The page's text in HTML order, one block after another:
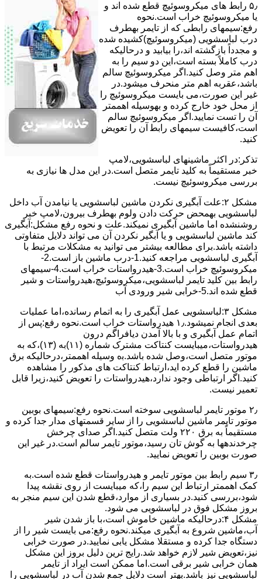
۵٫ رابط های ﻣﯿﮑﺮوﺳﻮﺋﯿﭻ ﻗﻄﻊ شده اند و
ﯾﺎ ﻣﯿﮑﺮوﺳﻮﺋﯿﭻ ﺧﺮاب اﺳﺖ.نحوه
رفع:سیمهای راﺑﻄﯽ ﮐﻪ از ﺗﺎﯾﻤﺮ بهطرف
درب لباسشویی (ﻣﯿﮑﺮوﺳﻮﺋﯿﭻ)کشیده شده
و مجدداً بازگشته اند،را ﺑﯿﺎﺑﯿﺪ و درحالیکه
درب کاملاً ﺑﺴﺘﻪ اﺳﺖ،اﯾﻦ دو ﺳﯿﻢ را ﺑﻪ
اﻫﻢ ﻣﺘﺮ وصل کنید.اﮔﺮ ﻣﯿﮑﺮوﺳﻮﺋﯿﭻ ﺳﺎﻟﻢ
ﺑﺎﺷﺪ،ﻋﻘﺮﺑﻪ اهم متر ﻣﻨﺤﺮف میشود.در
ﻏﯿﺮ اﯾﻦ ﺻﻮرت،می بایست ﻣﯿﮑﺮوﺳﻮﺋﯿﭻ را
از ﻣﺤﻞ خود ﺧﺎرج کرده و بهوسیله اهممتر
آن را ﺗﺴﺖ ﻧﻤﺎﯾﯿﺪ.اﮔﺮ ﻣﯿﮑﺮوﺳﻮﺋﯿﭻ ﺳﺎﻟﻢ
اﺳﺖ،ﮐﺎﻓﯿﺴﺖ سیمهای راﺑﻄ آن را ﺗﻌﻮﯾﺾ
کنید.
ﺗﺬﮐﺮ:در اﮐﺜﺮ ماشینهای لباسشویی،ﻻﻣﭗ
ﺧﺒﺮ مستقیماً ﺑﻪ ﮐﻠﯿﺪ ﺗﺎﯾﻤﺮ ﻣﺘﺼﻞ اﺳﺖ.در اﯾﻦ مدل ها ﻧﯿﺎزی ﺑﻪ
بررسی ﻣﯿﮑﺮوﺳﻮﺋﯿﭻ نیست.
مشکل ۲:علت آبگیری نکردن ماشین لباسشویی یا نیامدن آب داخل
لباسشویی بهمحض ﺣﺮﮐﺖ دادن وﻟﻮم بهطرف ﺑﯿﺮون،ﻻﻣﭗ ﺧﺒﺮ
روشنشده اﻣﺎ ﻣﺎﺷﯿﻦ آﺑﮕﯿﺮی نمیکند.ﻋﻠﺖ و نحوه رﻓﻊ مشکل:آبگیری
کند ماشین لباسشویی و یا آبگیر نکردن آن می تواند دلایل متفاوتی
داشته باشد.برای مطالعه بیشتر می توانید به مشکلات مرتبط با
آبگیری لباسشویی مراجعه کنید.1-درب ﻣﺎﺷﯿﻦ ﺑﺎز اﺳﺖ.2-
ﻣﯿﮑﺮوﺳﻮﺋﯿﭻ ﺧﺮاب اﺳﺖ.3-ﻫﯿﺪرواﺳﺘﺎت ﺧﺮاب اﺳﺖ.4-سیمهای
راﺑﻂ ﺑﯿﻦ ﮐﻠﯿﺪ ﺗﺎﯾﻤﺮ لباسشویی،ﻣﯿﮑﺮوﺳﻮﺋﯿﭻ،ﻫﯿﺪرواﺳﺘﺎت و ﺷﯿﺮ
ﻗﻄﻊ ﺷﺪه اند.5-خرابی شیر ورودی آب
مشکل ۳:لباسشویی ﻋﻤﻞ آﺑﮕﯿﺮی را ﺑﻪ اﺗﻤﺎم رﺳﺎﻧﺪه،اﻣﺎ ﻋﻤﻠﯿﺎت
ﺑﻌﺪی اﻧﺠﺎم نمیشود.۱٫ ﻫﯿﺪرواﺳﺘﺎت ﺧﺮاب اﺳﺖ.نحوه رﻓﻊ:ﭘﺲ از
اﺗﻤﺎم عمل آﺑﮕﯿﺮی و ﺑﺎ ﺑﺎﻻ آﻣﺪن دﯾﺎﻓﺮاﮔﻢ درون
ﻫﯿﺪرواﺳﺘﺎت،میبایست ﮐﻨﺘﺎﮐﺖ ﻣﺸﺘﺮک شماره (۱۱)به (۱۳)،ﮐﻪ ﺑﻪ
ﻣﻮﺗﻮر ﻣﺘﺼﻞ اﺳﺖ،وﺻﻞ ﺷﺪه ﺑﺎﺷﺪ.ﺑه وسیله اهممتر،درحالیکه ﺑﺮق
ﻣﺎﺷﯿﻦ را ﻗﻄﻊ کرده اید،ارﺗﺒﺎط ﮐﻨﺘﺎﮐﺖ ﻫﺎی ﻣﺬﮐﻮر را ﻣﺸﺎﻫﺪه
کنید.اﮔﺮ ارﺗﺒﺎطی وجود ندارد،ﻫﯿﺪرواﺳﺘﺎت را ﺗﻌﻮﯾﺾ ﮐﻨﯿﺪ،زﯾﺮا قابل
ﺗﻌﻤﯿﺮ نیست.
۲٫ ﻣﻮﺗﻮر ﺗﺎﯾﻤﺮ لباسشویی ﺳﻮﺧﺘﻪ اﺳﺖ.نحوه رﻓﻊ:سیمهای ﺑﻮﺑﯿﻦ
ﻣﻮﺗﻮر ﺗﺎﯾﻤﺮ ماشین لباسشویی را از ﺳﺎﯾﺮ قسمتهای ﻣﺪار ﺟﺪا کرده و
مستقیماً ﺑﻪ برق ۲۲۰ وﻟﺖ ﻣﺘﺼﻞ کنید.اﮔﺮ ﺻﺪای ﭼﺮﺧﺶ
چرخدندهها به گوش تان رﺳﯿﺪ،ﻣﻮﺗﻮر ﺗﺎﯾﻤﺮ ﺳﺎﻟﻢ اﺳﺖ.در ﻏﯿﺮ اﯾﻦ
ﺻﻮرت ﺑﻮﺑﯿﻦ را ﺗﻌﻮﯾﺾ ﻧﻤﺎﯾﯿﺪ.
۳٫ ﺳﯿﻢ راﺑﻂ ﺑﯿﻦ ﻣﻮﺗﻮر ﺗﺎﯾﻤﺮ و ﻫﯿﺪرواﺳﺘﺎت ﻗﻄﻊ ﺷﺪه اﺳﺖ.به
کمک اهممتر ارﺗﺒﺎط اﯾﻦ ﺳﯿﻢ را،ﮐﻪ میبایست از روی ﻧﻘﺸﻪ ﭘﯿﺪا
ﺷﻮد،بررسی ﮐﻨﯿﺪ.در ﺑﺴﯿﺎری از موارد،ﻗﻄﻊ ﺷﺪن اﯾﻦ ﺳﯿﻢ ﻣﻨﺠﺮ ﺑﻪ
ﺑﺮوز مشکل ﻓﻮق در لباسشویی می شود.
مشکل ۴:درحالیکه ﻣﺎﺷﯿﻦ ﺧﺎﻣﻮش اﺳﺖ،ﺑﺎ ﺑﺎز ﺷﺪن ﺷﯿﺮ
آب،ﻣﺎﺷﯿﻦ ﺷﺮوع ﺑﻪ آﺑﮕﯿﺮی میکند.نحوه رﻓﻊ:می بایست ﺷﯿﺮ را از
دستگاه جدا کرده و مستقلا مشکل یابی نمایید.در صورت خرابی
نیز،تعویض شیر لازم خواهد شد.رایج ترین دلیل بروز این مشکل
همان خرابی شیر برقی است.اما ممکن است ایراد از تایمر
لباسشویی نیز باشد.بهتر است دلایل جمع شدن آب در لباسشویی را